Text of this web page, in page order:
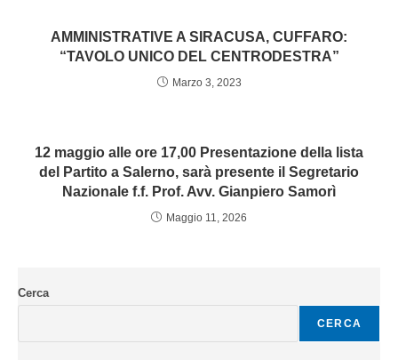
AMMINISTRATIVE A SIRACUSA, CUFFARO:
“TAVOLO UNICO DEL CENTRODESTRA”
Marzo 3, 2023
12 maggio alle ore 17,00 Presentazione della lista
del Partito a Salerno, sarà presente il Segretario
Nazionale f.f. Prof. Avv. Gianpiero Samorì
Maggio 11, 2026
Cerca
CERCA